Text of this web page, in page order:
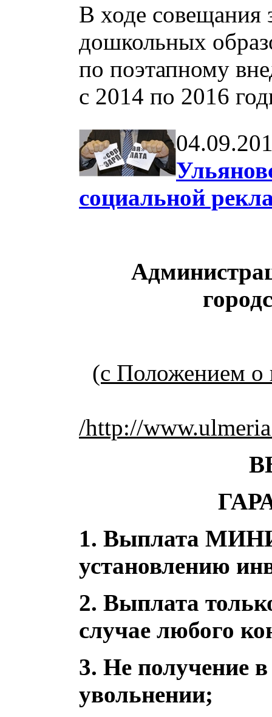
В ходе совещания
дошкольных
по поэтапному
с 2014 по 2016
социальной
(с Положением о
/http://
1. Выплата
установлению
2. Выплата
случае любого
3. Не получение
увольнении;